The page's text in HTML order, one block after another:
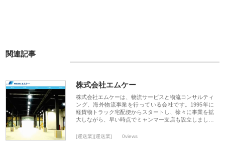
関連記事
株式会社エムケー
株式会社エムケーは、物流サービスと物流コンサルティ
ング、海外物流事業を行っている会社です。1995年に
軽貨物トラック宅配便からスタートし、徐々に事業を拡
大しながら、早い時点でミャンマー支店も設立しまし…
[運送業][運送業] 0views